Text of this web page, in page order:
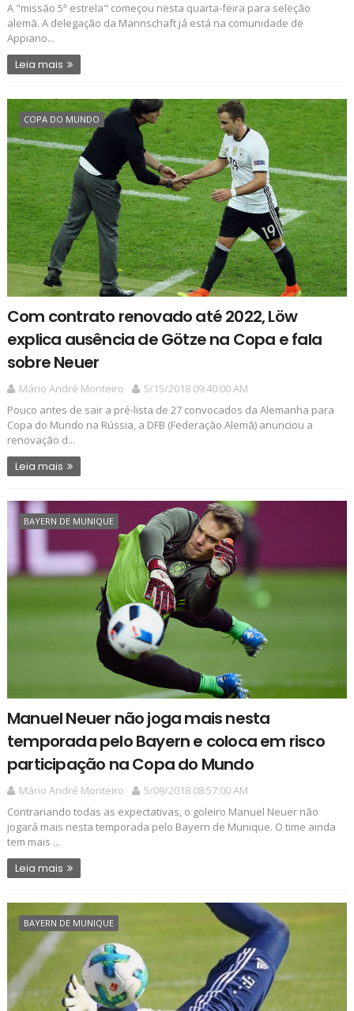
A "missão 5ª estrela" começou nesta quarta-feira para seleção
alemã. A delegação da Mannschaft já está na comunidade de
Appiano...
Leia mais
COPA DO MUNDO
Com contrato renovado até 2022, Löw
explica ausência de Götze na Copa e fala
sobre Neuer
Mário André Monteiro
5/15/2018 09:40:00 AM
Pouco antes de sair a pré-lista de 27 convocados da Alemanha para
Copa do Mundo na Rússia, a DFB (Federação Alemã) anunciou a
renovação d...
Leia mais
BAYERN DE MUNIQUE
Manuel Neuer não joga mais nesta
temporada pelo Bayern e coloca em risco
participação na Copa do Mundo
Mário André Monteiro
5/09/2018 08:57:00 AM
Contrariando todas as expectativas, o goleiro Manuel Neuer não
jogará mais nesta temporada pelo Bayern de Munique. O time ainda
tem mais ...
Leia mais
BAYERN DE MUNIQUE